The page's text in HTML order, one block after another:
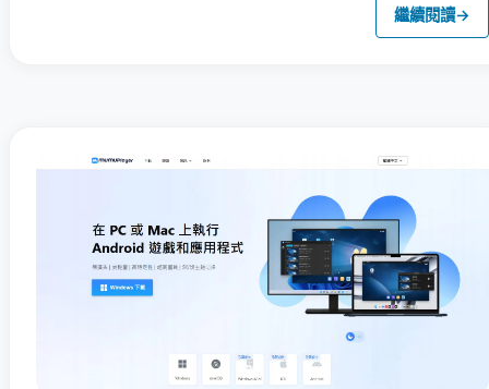
繼續閱讀→